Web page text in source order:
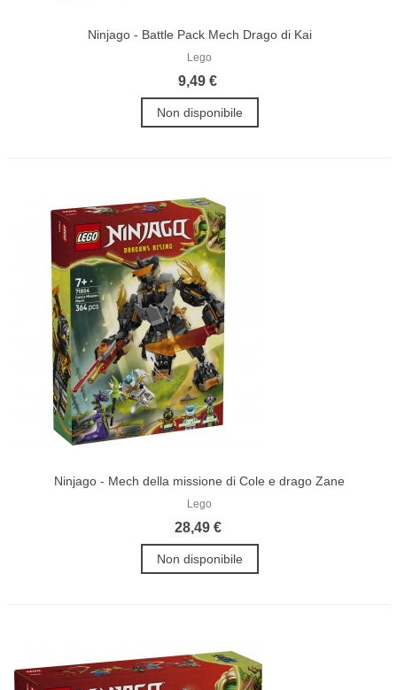
Ninjago - Battle Pack Mech Drago di Kai
Lego
9,49 €
Non disponibile
Ninjago - Mech della missione di Cole e drago Zane
Lego
28,49 €
Non disponibile